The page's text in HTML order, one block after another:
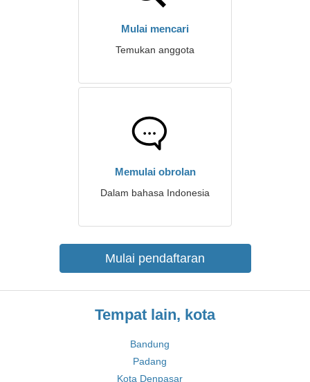
Mulai mencari
Temukan anggota
Memulai obrolan
Dalam bahasa Indonesia
Mulai pendaftaran
Tempat lain, kota
Bandung
Padang
Kota Denpasar